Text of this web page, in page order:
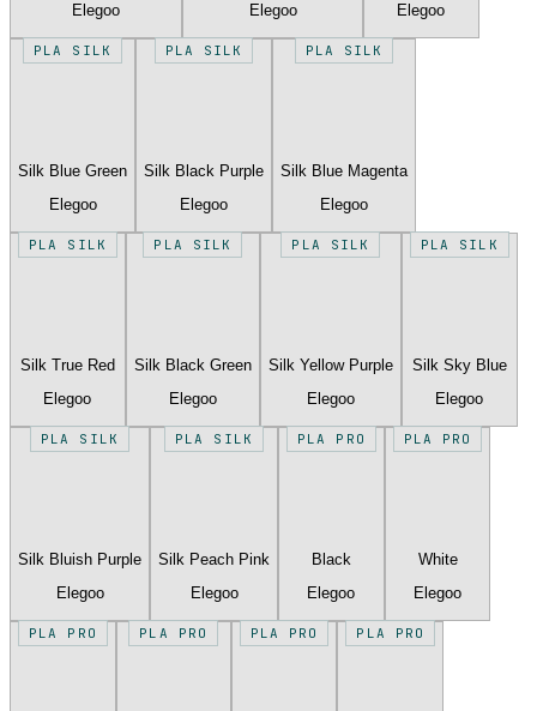
Elegoo
Elegoo
Elegoo
PLA SILK
Silk Blue Green
Elegoo
PLA SILK
Silk Black Purple
Elegoo
PLA SILK
Silk Blue Magenta
Elegoo
PLA SILK
Silk True Red
Elegoo
PLA SILK
Silk Black Green
Elegoo
PLA SILK
Silk Yellow Purple
Elegoo
PLA SILK
Silk Sky Blue
Elegoo
PLA SILK
Silk Bluish Purple
Elegoo
PLA SILK
Silk Peach Pink
Elegoo
PLA PRO
Black
Elegoo
PLA PRO
White
Elegoo
PLA PRO PLA PRO PLA PRO PLA PRO